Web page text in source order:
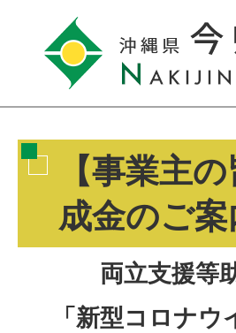
【事業主
成金のご
両立支援等
「新型コロナ